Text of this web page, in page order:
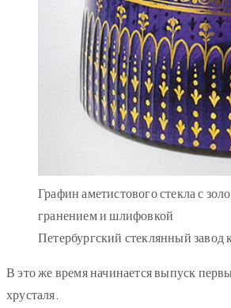
Графин аметистового стекла с
гранением и шлифовкой
Петербургский стеклянный завод
В это же время начинается выпуск
хрусталя.